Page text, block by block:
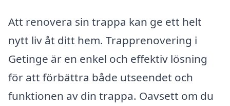
Att renovera sin trappa kan ge ett helt
nytt liv åt ditt hem. Trapprenovering i
Getinge är en enkel och effektiv lösning
för att förbättra både utseendet och
funktionen av din trappa. Oavsett om du